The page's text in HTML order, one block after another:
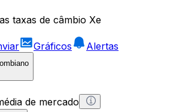
taxas de câmbio Xe
Gráficos
Alertas
de mercado